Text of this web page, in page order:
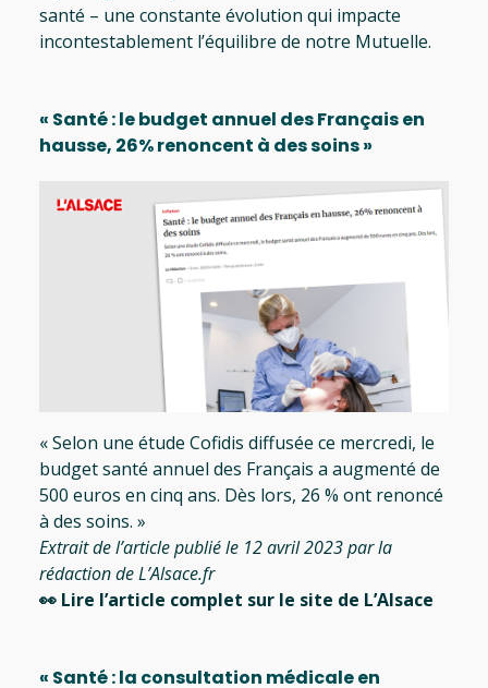
santé – une constante évolution qui impacte
incontestablement l’équilibre de notre Mutuelle.
« Santé : le budget annuel des Français en
hausse, 26% renoncent à des soins »
« Selon une étude Cofidis diffusée ce mercredi, le
budget santé annuel des Français a augmenté de
500 euros en cinq ans. Dès lors, 26 % ont renoncé
à des soins. »
Extrait de l’article publié le 12 avril 2023 par la
rédaction de L’Alsace.fr
👀 Lire l’article complet sur le site de L’Alsace
« Santé : la consultation médicale en